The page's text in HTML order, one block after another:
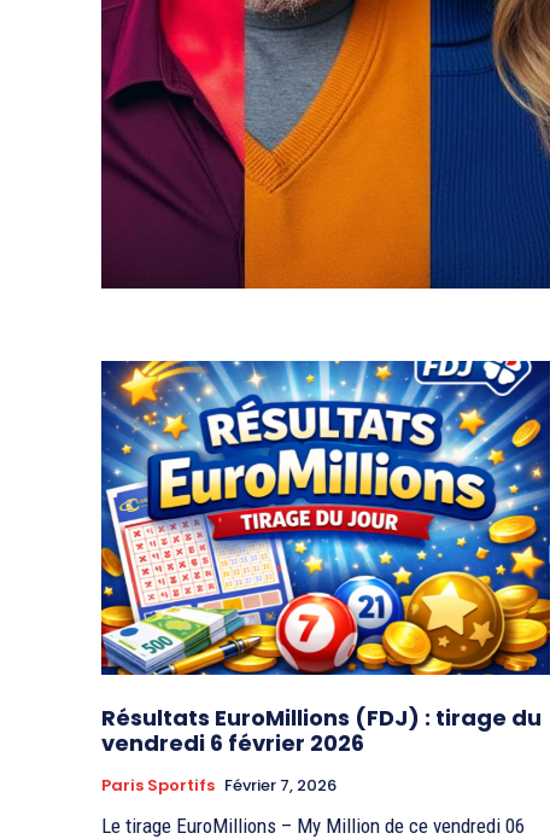
Résultats EuroMillions (FDJ) : tirage du
vendredi 6 février 2026
Paris Sportifs Février 7, 2026
Le tirage EuroMillions – My Million de ce vendredi 06